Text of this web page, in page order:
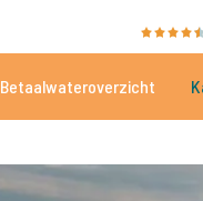
Betaalwateroverzicht